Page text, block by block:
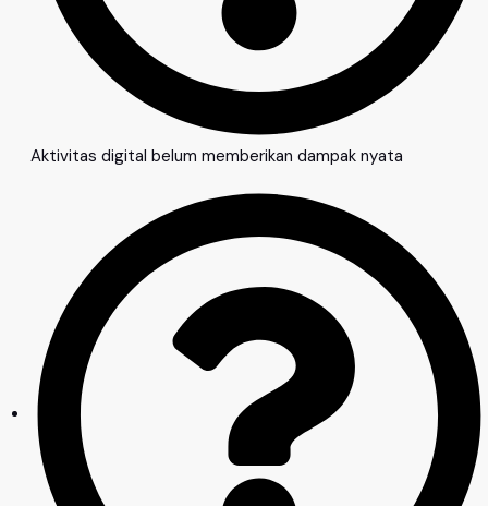
Aktivitas digital belum memberikan dampak nyata